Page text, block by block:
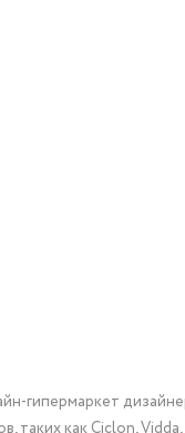
гипермаркет